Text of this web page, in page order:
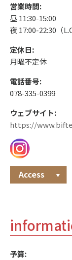
営業時間:
昼 11:30-15:00
夜 17:00-22:30（
定休日:
月曜不定休
電話番号:
078-335-0399
ウェブサイト:
https://
Access
予算: